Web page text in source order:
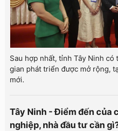
Sau hợp nhất, tỉnh Tây Ninh
gian phát triển được mở rộng,
mới.
Tây Ninh - Điểm đến của
nghiệp, nhà đầu tư cần